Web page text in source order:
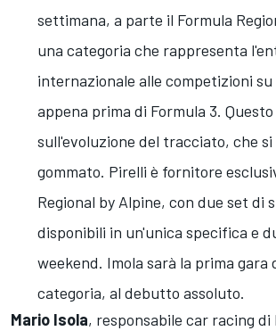
settimana, a parte il Formula
una categoria che rappresenta
internazionale alle competizioni su
appena prima di Formula 3.
sull'evoluzione del tracciato, che
gommato. Pirelli è fornitore
Regional by Alpine, con due set di
disponibili in un'unica specifica e
weekend. Imola sarà la prima gara
categoria, al debutto assoluto.
Mario Isola, responsabile car racing di